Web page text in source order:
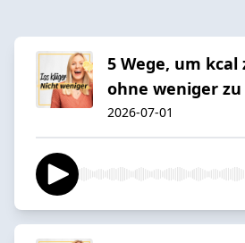
5 Wege, um kcal
ohne weniger zu
2026-07-01